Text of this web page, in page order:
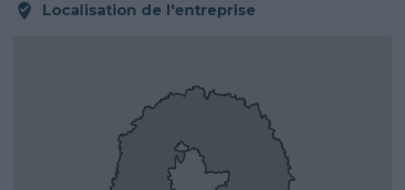
Localisation de l'entreprise